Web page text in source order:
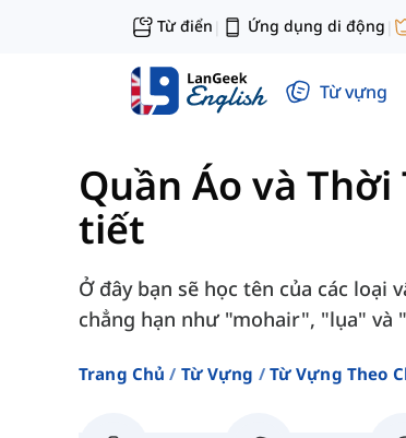
Từ điển | Ứng dụng di động |
Từ vựng
Quần Áo và Thời
tiết
Ở đây bạn sẽ học tên của các loại
chẳng hạn như "mohair", "lụa" và
Trang Chủ Từ Vựng Từ Vựng Theo